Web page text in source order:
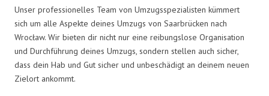
Unser professionelles Team von Umzugsspezialisten kümmert
sich um alle Aspekte deines Umzugs von Saarbrücken nach
Wrocław. Wir bieten dir nicht nur eine reibungslose Organisation
und Durchführung deines Umzugs, sondern stellen auch sicher,
dass dein Hab und Gut sicher und unbeschädigt an deinem neuen
Zielort ankommt.